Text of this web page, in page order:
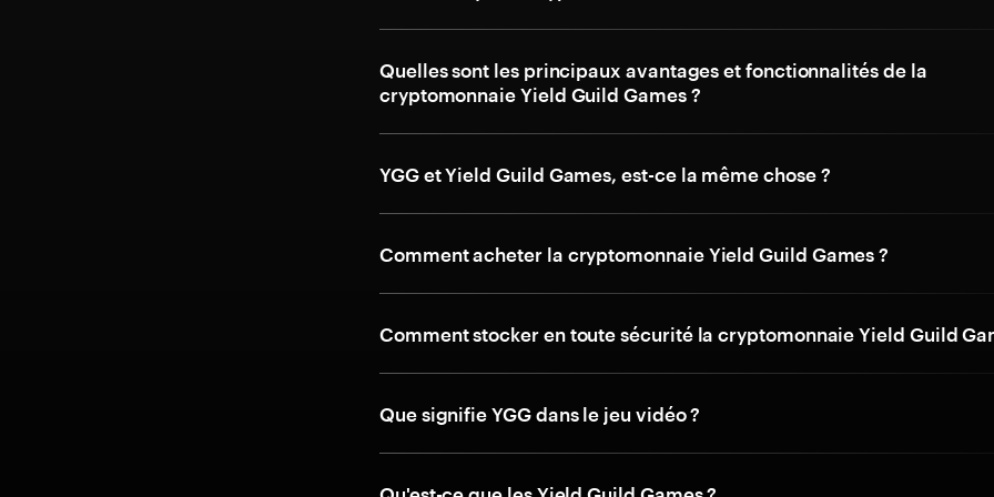
Quelles sont les principaux avantages et fonctionnalités de la
cryptomonnaie Yield Guild Games ?
YGG et Yield Guild Games, est-ce la même chose ?
Comment acheter la cryptomonnaie Yield Guild Games ?
Comment stocker en toute sécurité la cryptomonnaie Yield Guild
Que signifie YGG dans le jeu vidéo ?